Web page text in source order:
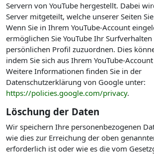
Servern von YouTube hergestellt. Dabei
Server mitgeteilt, welche unserer Seiten
Wenn Sie in Ihrem YouTube-Account
ermöglichen Sie YouTube Ihr
persönlichen Profil zuzuordnen. Dies
indem Sie sich aus Ihrem YouTube-
Weitere Informationen finden Sie in der
Datenschutzerklärung von Google unter:
https://policies.google.com/privacy.
Löschung der Daten
Wir speichern Ihre personenbezogenen
wie dies zur Erreichung der oben
erforderlich ist oder wie es die vom